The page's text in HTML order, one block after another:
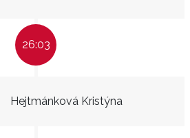
26:03
Hejtmánková Kristýna